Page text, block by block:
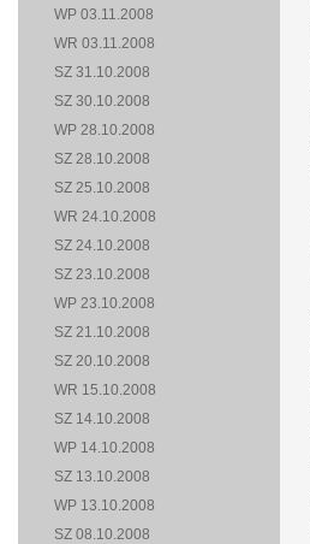
WP 03.11.2008
WR 03.11.2008
SZ 31.10.2008
SZ 30.10.2008
WP 28.10.2008
SZ 28.10.2008
SZ 25.10.2008
WR 24.10.2008
SZ 24.10.2008
SZ 23.10.2008
WP 23.10.2008
SZ 21.10.2008
SZ 20.10.2008
WR 15.10.2008
SZ 14.10.2008
WP 14.10.2008
SZ 13.10.2008
WP 13.10.2008
SZ 08.10.2008